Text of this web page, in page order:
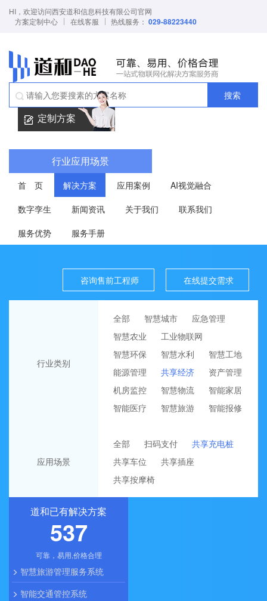
HI，欢迎访问西安道和信息科技有限公司官网
方案定制中心
在线客服 热线服务： 029-88223440
搜索
定制方案
行业应用场景
首 页 解决方案 应用案例
AI视觉融合
数字孪生
新闻资讯 关于我们
联系我们
服务优势
服务手册
咨询售前工程师 在线提交需求
行业类别
全部 智慧城市
应急管理
智慧农业
工业物联网
智慧环保
智慧水利
智慧工地
能源管理
共享经济
资产管理
机房监控
智慧物流
智能家居
智能医疗
智慧旅游 智能报修
应用场景
全部 扫码支付
共享充电桩
共享车位
共享插座
共享按摩椅
道和已有解决方案
537
可靠，易用,价格合理
智慧旅游管理服务系统
智能交通管控系统